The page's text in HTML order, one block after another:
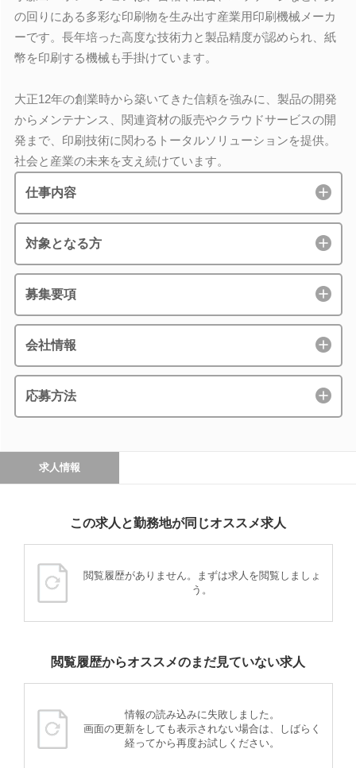
の回りにある多彩な印刷物を生み出す産業用印刷機械メーカ
ーです。長年培った高度な技術力と製品精度が認められ、紙
幣を印刷する機械も手掛けています。
大正12年の創業時から築いてきた信頼を強みに、製品の開発
からメンテナンス、関連資材の販売やクラウドサービスの開
発まで、印刷技術に関わるトータルソリューションを提供。
社会と産業の未来を支え続けています。
仕事内容
対象となる方
募集要項
会社情報
応募方法
求人情報
この求人と勤務地が同じオススメ求人
閲覧履歴がありません。まずは求人を閲覧しましょ
う。
閲覧履歴からオススメのまだ見ていない求人
情報の読み込みに失敗しました。
画面の更新をしても表示されない場合は、しばらく
経ってから再度お試しください。